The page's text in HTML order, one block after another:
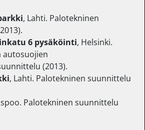
, Lahti. Palotekninen
6 pysäköinti, Helsinki.
autosuojien
(2013).
, Lahti. Palotekninen suunnittelu
Palotekninen suunnittelu